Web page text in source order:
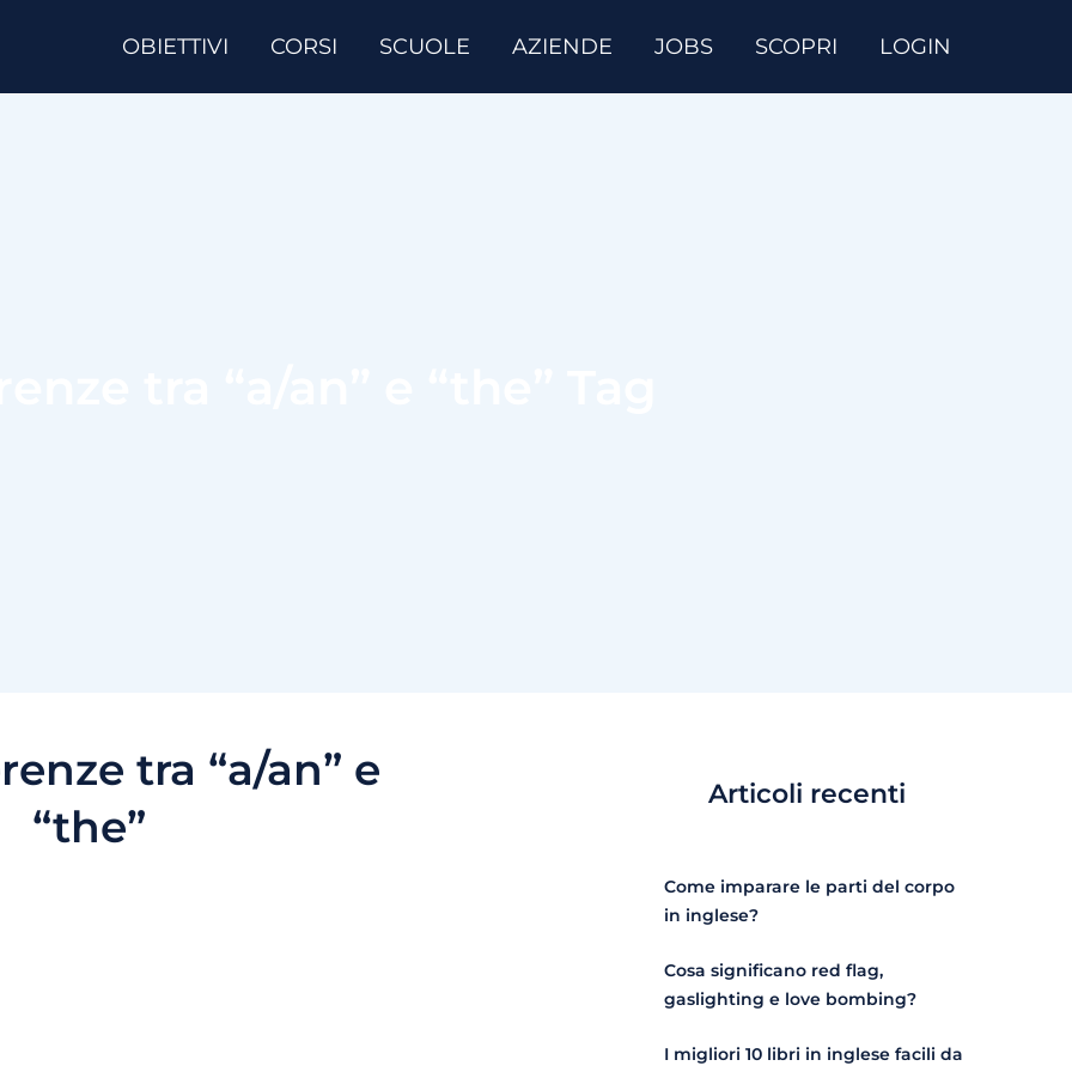
OBIETTIVI CORSI SCUOLE AZIENDE JOBS SCOPRI LOGIN
tra “a/an” e
“the”
Articoli recenti
Come imparare le parti del corpo
in inglese?
Cosa significano red flag,
gaslighting e love bombing?
I migliori 10 libri in inglese facili da